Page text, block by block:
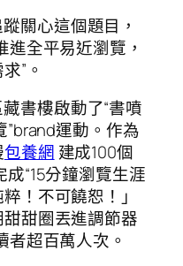
關心這個題目，
進全平易近瀏覽，
”。
書樓啟動了“書噴
”brand運動。作為
包養網建成100個
“15分鐘瀏覽生涯
！不可饒恕！」
甜圈丟進調節器
者超百萬人次。